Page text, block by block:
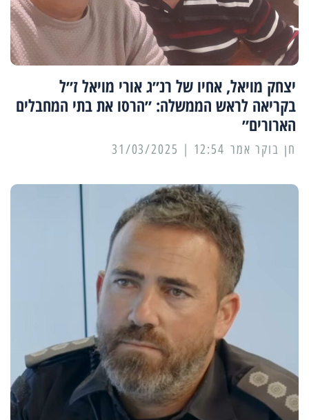
יצחק מויאל, אחיו של רנ״ג אורי מויאל ז״ל
בקריאה לראש הממשלה: ״הרסו את בתי המחבלים
הארורים״
12:54 | 31/03/2025